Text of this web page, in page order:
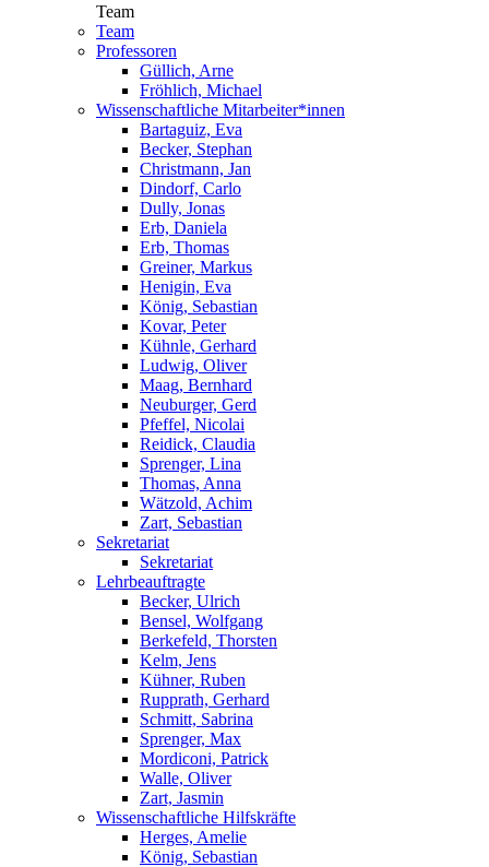
Team
Team
Professoren
Güllich, Arne
Fröhlich, Michael
Wissenschaftliche Mitarbeiter*innen
Bartaguiz, Eva
Becker, Stephan
Christmann, Jan
Dindorf, Carlo
Dully, Jonas
Erb, Daniela
Erb, Thomas
Greiner, Markus
Henigin, Eva
König, Sebastian
Kovar, Peter
Kühnle, Gerhard
Ludwig, Oliver
Maag, Bernhard
Neuburger, Gerd
Pfeffel, Nicolai
Reidick, Claudia
Sprenger, Lina
Thomas, Anna
Wätzold, Achim
Zart, Sebastian
Sekretariat
Sekretariat
Lehrbeauftragte
Becker, Ulrich
Bensel, Wolfgang
Berkefeld, Thorsten
Kelm, Jens
Kühner, Ruben
Rupprath, Gerhard
Schmitt, Sabrina
Sprenger, Max
Mordiconi, Patrick
Walle, Oliver
Zart, Jasmin
Wissenschaftliche Hilfskräfte
Herges, Amelie
König, Sebastian